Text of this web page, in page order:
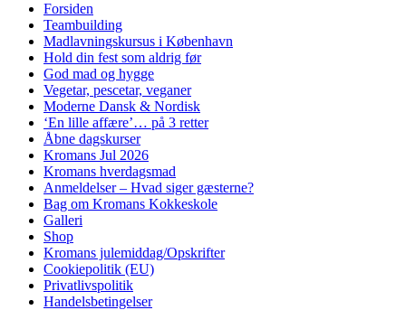
Forsiden
Teambuilding
Madlavningskursus i København
Hold din fest som aldrig før
God mad og hygge
Vegetar, pescetar, veganer
Moderne Dansk & Nordisk
‘En lille affære’… på 3 retter
Åbne dagskurser
Kromans Jul 2026
Kromans hverdagsmad
Anmeldelser – Hvad siger gæsterne?
Bag om Kromans Kokkeskole
Galleri
Shop
Kromans julemiddag/Opskrifter
Cookiepolitik (EU)
Privatlivspolitik
Handelsbetingelser